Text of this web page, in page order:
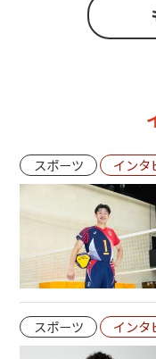
スポーツ インタ
スポーツ インタ